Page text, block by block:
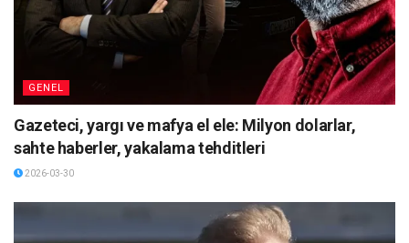
GENEL
Gazeteci, yargı ve mafya el ele: Milyon dolarlar,
sahte haberler, yakalama tehditleri
2026-03-30